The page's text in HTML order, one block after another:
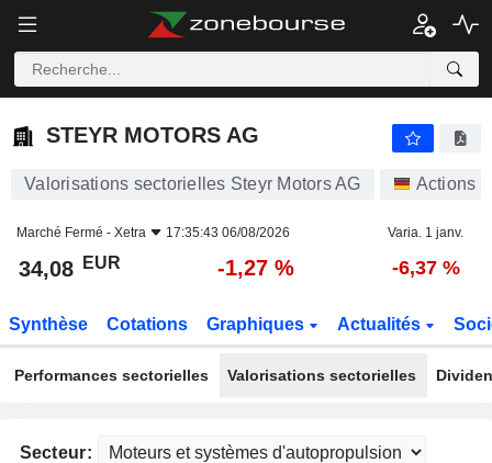
STEYR MOTORS AG
STEYR MOTORS AG
Valorisations sectorielles Steyr Motors AG Actions
Marché Fermé - Xetra 17:35:43 06/08/2026 Varia. 1 janv.
34,08 EUR -1,27 % -6,37 %
Synthèse Cotations Graphiques Actualités
Performances sectorielles Valorisations sectorielles
Secteur: